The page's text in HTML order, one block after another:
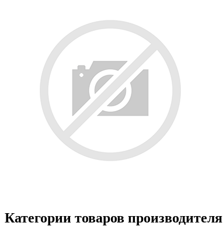
Категории товаров производителя